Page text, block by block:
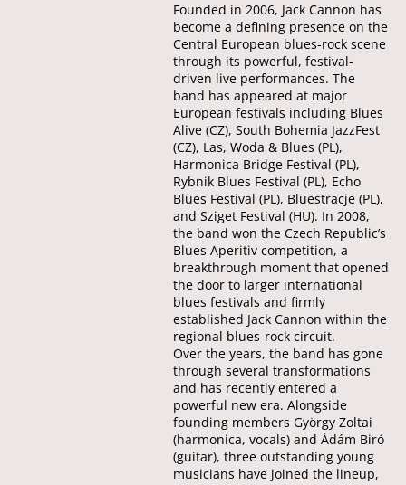
Founded in 2006, Jack Cannon has
become a defining presence on the
Central European blues-rock scene
through its powerful, festival-
driven live performances. The
band has appeared at major
European festivals including Blues
Alive (CZ), South Bohemia JazzFest
(CZ), Las, Woda & Blues (PL),
Harmonica Bridge Festival (PL),
Rybnik Blues Festival (PL), Echo
Blues Festival (PL), Bluestracje (PL),
and Sziget Festival (HU). In 2008,
the band won the Czech Republic’s
Blues Aperitiv competition, a
breakthrough moment that opened
the door to larger international
blues festivals and firmly
established Jack Cannon within the
regional blues-rock circuit.
Over the years, the band has gone
through several transformations
and has recently entered a
powerful new era. Alongside
founding members György Zoltai
(harmonica, vocals) and Ádám Biró
(guitar), three outstanding young
musicians have joined the lineup,